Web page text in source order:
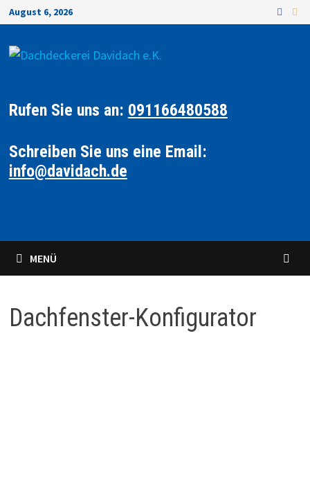
August 6, 2026
Rufen Sie uns an: 091166480588
Schreiben Sie uns eine Email:
info@davidach.de
MENÜ
Dachfenster-Konfigurator